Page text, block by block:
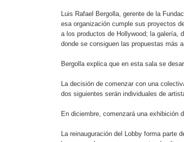
Luis Rafael Bergolla, gerente de la
esa organización cumple sus proyectos
a los productos de Hollywood; la galería,
donde se consiguen las propuestas más
Bergolla explica que en esta sala se
La decisión de comenzar con una
dos siguientes serán individuales de
En diciembre, comenzará una exhibición
La reinauguración del Lobby forma parte